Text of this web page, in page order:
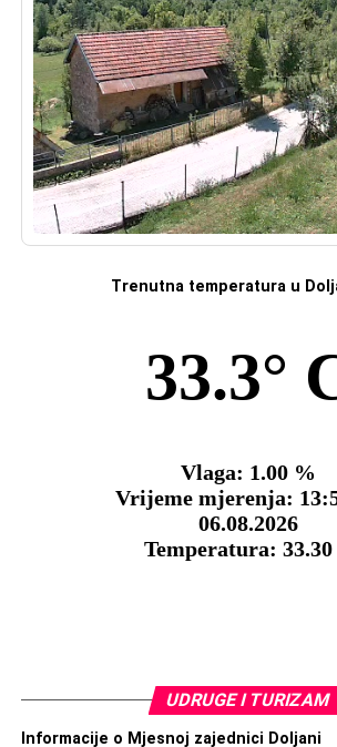
Trenutna temperatura u
UDRUGE I TURIZAM
Informacije o Mjesnoj zajednici Doljani